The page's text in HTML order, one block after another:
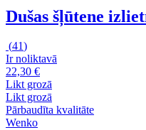
Dušas šļūtene
(41)
Ir noliktavā
22,30 €
Likt grozā
Likt grozā
Pārbaudīta kvalitāte
Wenko